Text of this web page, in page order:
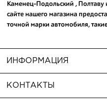
Каменец-Подольский , Полтаву
сайте нашего магазина
точной марки автомобиля,
предлагаем по цене от
сайте. Следует отметить , что в
гарантируют надежную службу
поможем подобрать запчасти
ИНФОРМАЦИЯ
КОНТАКТЫ